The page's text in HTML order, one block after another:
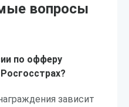
вопросы
по офферу
зависит